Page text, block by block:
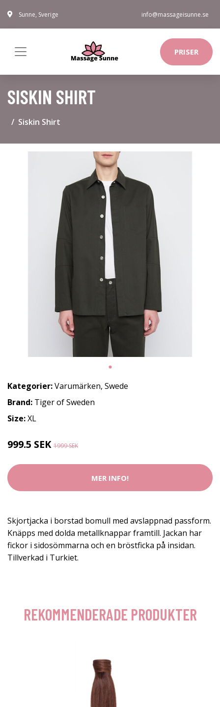
Sunne, Sverige info@massageisunne.se
PRISER
SISKIN SHIRT
Siskin Shirt
Kategorier:Varumärken, Swede
Brand: Tiger of Sweden
Size:XL
999.5 SEK 1999 SEK
MER INFO!
Skjortjacka i borstad bomull med avslappnad passform.
Knäpps med dolda metallknappar framtill. Jackan har
fickor i sidosömmarna och en bröstficka på insidan.
Tillverkad i Turkiet.
REKOMMENDERADE PRODUKTER